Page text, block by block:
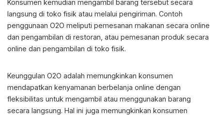
Konsumen kemudian mengambil barang tersebut secara
langsung di toko fisik atau melalui pengiriman. Contoh
penggunaan O2O meliputi pemesanan makanan secara online
dan pengambilan di restoran, atau pemesanan produk secara
online dan pengambilan di toko fisik.
Keunggulan O2O adalah memungkinkan konsumen
mendapatkan kenyamanan berbelanja online dengan
fleksibilitas untuk mengambil atau menggunakan barang
secara langsung. Hal ini juga memungkinkan konsumen